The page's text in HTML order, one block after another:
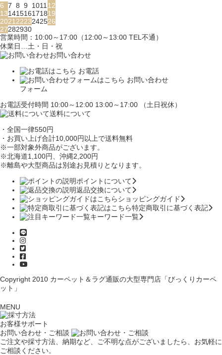
6 7 8 9 1011 12
13141516171819
2021 2223242526
27282930
営業時間：10:00～17:00（12:00～13:00 TEL不通）
休業日…土・日・祝
お問い合わせ
お電話
お問い合わせ
フォーム
お電話受付時間 10:00～12:00 13:00～17:00 （土日祝休）
送料について
・全国一律550円
・お買い上げ合計10,000円 以上で送料無料
※一部対象外商品がございます。
※北海道1,100円
、沖縄2,200円
※離島や大型商品は別途お見積りとなります。
ポイントについて
返品交換について
ショッピングガイド
特定商取引に基づく表記
キーワード一覧
Copyright 2010 カーペット＆ラグ通販の大型専門店「びっくりカーペ
ット」
MENU
お客様サポート
お問い合わせ・ご相談
ご注文や採寸方法、納期など、ご不明な点がございましたら、お気軽に
ご相談ください。